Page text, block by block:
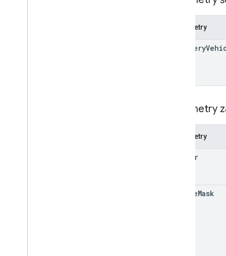
Parametry
delivery
Parametry
Parametry
header
updateMask